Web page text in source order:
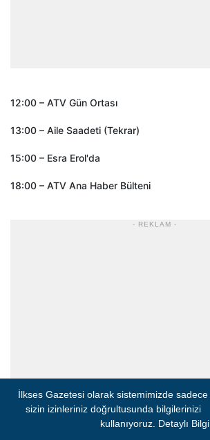
12:00 – ATV Gün Ortası
13:00 – Aile Saadeti (Tekrar)
15:00 – Esra Erol'da
18:00 – ATV Ana Haber Bülteni
- REKLAM -
İlkses Gazetesi olarak sistemimizde sadece
sizin izinleriniz doğrultusunda bilgilerinizi
kullanıyoruz. Detaylı Bilgi